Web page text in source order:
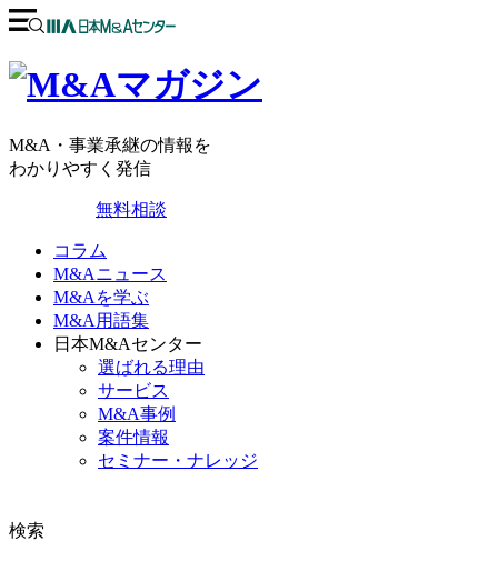
M&A・事業承継の情報を
わかりやすく発信
無料相談
コラム
M&Aニュース
M&Aを学ぶ
M&A用語集
日本M&Aセンター
選ばれる理由
サービス
M&A事例
案件情報
セミナー・ナレッジ
検索